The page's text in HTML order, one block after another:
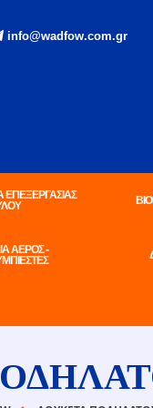
info@wadfow.com.gr
ΑΕΡΟΣ -